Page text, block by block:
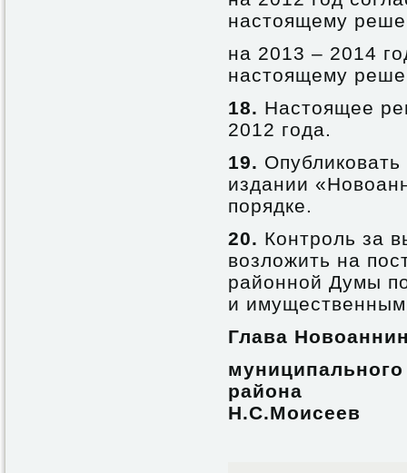
настоящему
на 2013 – 2014
настоящему
18. Настоящее
2012 года.
19.
издании
порядке.
20. Контроль за
возложить на
районной Думы
и
Глава
муниципального
Н.С.Моисеев